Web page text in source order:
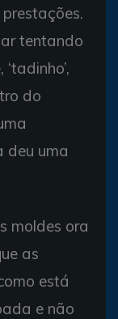
tentando
do
deu uma
moldes ora
as
está
e não